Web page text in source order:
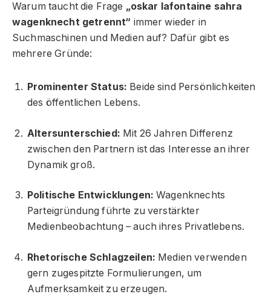
Warum taucht die Frage „oskar lafontaine sahra
wagenknecht getrennt“ immer wieder in
Suchmaschinen und Medien auf? Dafür gibt es
mehrere Gründe:
Prominenter Status: Beide sind Persönlichkeiten
des öffentlichen Lebens.
Altersunterschied: Mit 26 Jahren Differenz
zwischen den Partnern ist das Interesse an ihrer
Dynamik groß.
Politische Entwicklungen: Wagenknechts
Parteigründung führte zu verstärkter
Medienbeobachtung – auch ihres Privatlebens.
Rhetorische Schlagzeilen: Medien verwenden
gern zugespitzte Formulierungen, um
Aufmerksamkeit zu erzeugen.